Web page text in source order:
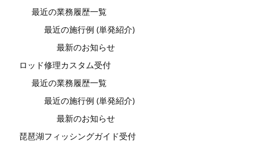
最近の業務履歴一覧
最近の施行例 (単発紹介)
最新のお知らせ
ロッド修理カスタム受付
最近の業務履歴一覧
最近の施行例 (単発紹介)
最新のお知らせ
琵琶湖フィッシングガイド受付